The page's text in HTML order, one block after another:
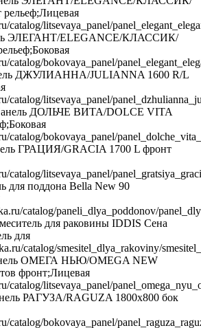
catalog/litsevaya_panel/
ЭЛЕГАНТ/ELEGANCE/КЛАССИК/
catalog/bokovaya_panel/
ДЖУЛИАННА/JULIANNA 1600 R/L
catalog/litsevaya_panel/
ДОЛЬЧЕ ВИТА/DOLCE VITA
catalog/bokovaya_panel/
ГРАЦИЯ/GRACIA 1700 L фронт
catalog/litsevaya_panel/
для поддона Bella New 90
catalog/paneli_dlya_poddonov/
для раковины IDDIS Сена
для
catalog/smesitel_dlya_rakoviny/
ОМЕГА НЬЮ/OMEGA NEW
фронт;Лицевая
catalog/litsevaya_panel/
РАГУЗА/RAGUZA 1800х800 бок
catalog/bokovaya_panel/